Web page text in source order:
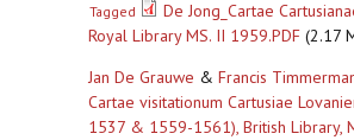
Tagged
De Jong_Cartae
Royal Library MS. II 1959.PDF (2.17
Jan De Grauwe & Francis
Cartae visitationum Cartusiae
1537 & 1559-1561), British Library,